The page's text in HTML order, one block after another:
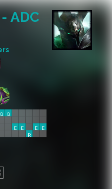
ADC
Q Q
E
E
R
E E